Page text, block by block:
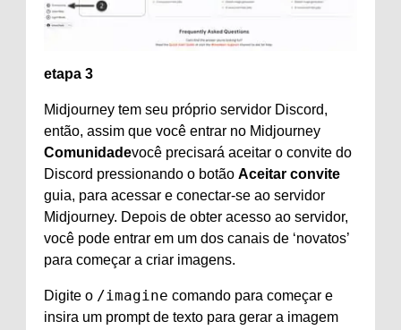
etapa 3
Midjourney tem seu próprio servidor Discord,
então, assim que você entrar no Midjourney
Comunidadevocê precisará aceitar o convite do
Discord pressionando o botão Aceitar convite
guia, para acessar e conectar-se ao servidor
Midjourney. Depois de obter acesso ao servidor,
você pode entrar em um dos canais de ‘novatos’
para começar a criar imagens.
Digite o /imagine comando para começar e
insira um prompt de texto para gerar a imagem